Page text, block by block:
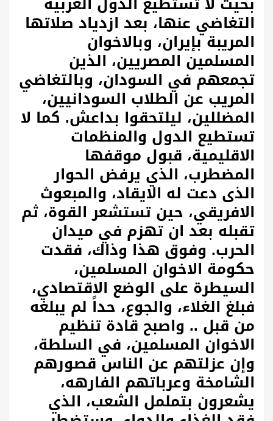
التغاضي عنها، بعد ازدياد صلاتها
المريبة بإيران، وبالاخوان
المسلمين المصريين، الذين
تجمعهم في السودان، وبالتغاضي
المريب عن الطلاب السودانيين،
المضللين، ليلتحقوا بداعش. كما لا
تستطيع الدول والمنظمات
الاقليمية، قبول موقفها
المضطرب، الذي يرفض الحوار
الذى دعت له الايقاد، والمبعوث
الافريقي، حين تستشعر القوة، ثم
تقبله بعد ان تهزم في ميدان
الحرب. وفوق هذا وذاك، فقدت
حكومة الاخوان المسلمين،
السيطرة على الوضع الاقتصادي،
فبلغ الغلاء، والجوع، حداً لم يبلغه
من قبل .. واصبح قادة تنظيم
الاخوان المسلمين، في السلطة،
وإن عزلتهم عن الناس قصورهم
الشامخة وعرباتهم الفارهه،
يشعرون بتململ الشعب، الذي